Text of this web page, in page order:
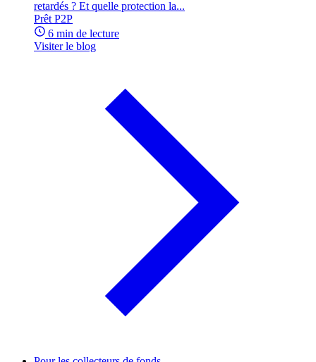
retardés ? Et quelle protection la...
Prêt P2P
6 min de lecture
Visiter le blog